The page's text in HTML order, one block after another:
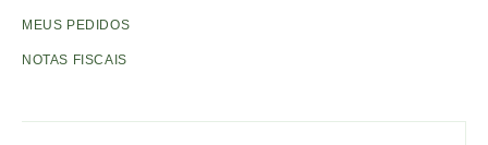
MEUS PEDIDOS
NOTAS FISCAIS